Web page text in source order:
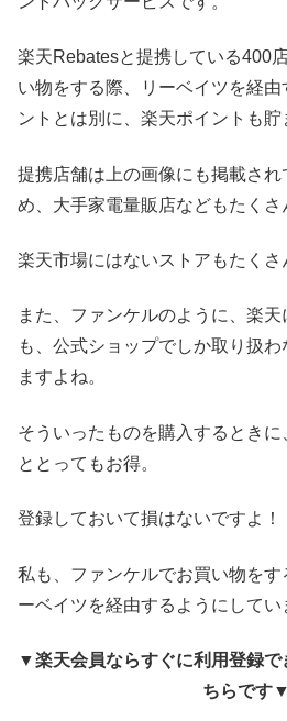
楽天Rebatesと提携している400
い物をする際、リーベイツを経
ントとは別に、楽天ポイントも貯
提携店舗は上の画像にも掲載さ
め、大手家電量販店などもたくさ
楽天市場にはないストアもたくさ
また、ファンケルのように、楽
も、公式ショップでしか取り扱
ますよね。
そういったものを購入するとき
ととってもお得。
登録しておいて損はないですよ！
私も、ファンケルでお買い物をす
ーベイツを経由するようにしてい
▼楽天会員ならすぐに利用登録で
ちらです▼